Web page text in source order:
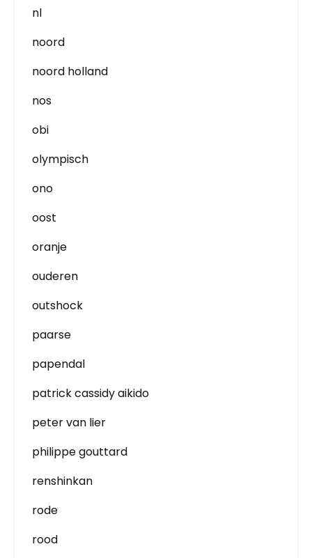
nl
noord
noord holland
nos
obi
olympisch
ono
oost
oranje
ouderen
outshock
paarse
papendal
patrick cassidy aikido
peter van lier
philippe gouttard
renshinkan
rode
rood